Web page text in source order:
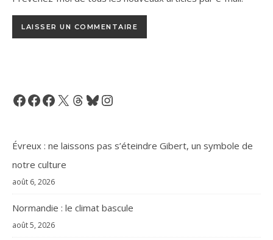
Facebook
Facebook
Facebook
X Threads
BlueskyInstagram
Évreux : ne laissons pas s’éteindre Gibert, un symbole de
notre culture
août 6, 2026
Normandie : le climat bascule
août 5, 2026